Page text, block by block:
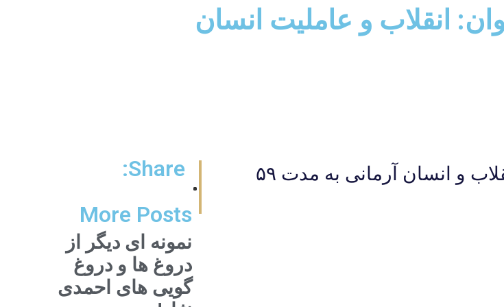
انقلاب و عامليت انسان
برنامه تلويزيونى "پرتو نور" شماره ۱۵۳۰ انقلاب و انسان آرمانى به مدت ۵۹
Share:
More Posts
نمونه ای دیگر از
دروغ ها و دروغ
گویی های احمدی